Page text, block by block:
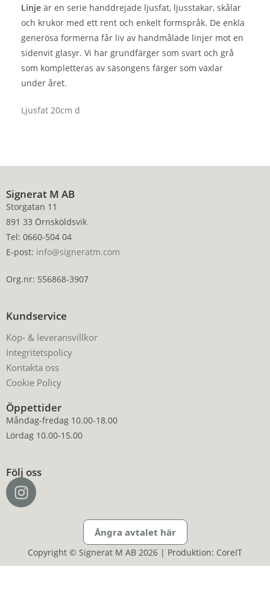
Linje är en serie handdrejade ljusfat, ljusstakar, skålar
och krukor med ett rent och enkelt formspråk. De enkla
generösa formerna får liv av handmålade linjer mot en
sidenvit glasyr. Vi har grundfärger som svart och grå
som kompletteras av säsongens färger som växlar
under året.
Ljusfat 20cm d
Signerat M AB
Storgatan 11
891 33 Örnsköldsvik
Tel: 0660-504 04
E-post: info@signeratm.com
Org.nr: 556868-3907
Kundservice
Köp- & leveransvillkor
Integritetspolicy
Kontakta oss
Cookie Policy
Öppettider
Måndag-fredag 10.00-18.00
Lördag 10.00-15.00
Följ oss
Ångra avtalet här
Copyright © Signerat M AB 2026 | Produktion: CoreIT